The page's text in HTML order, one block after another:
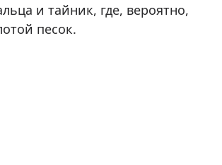
и тайник, где, вероятно,
песок.